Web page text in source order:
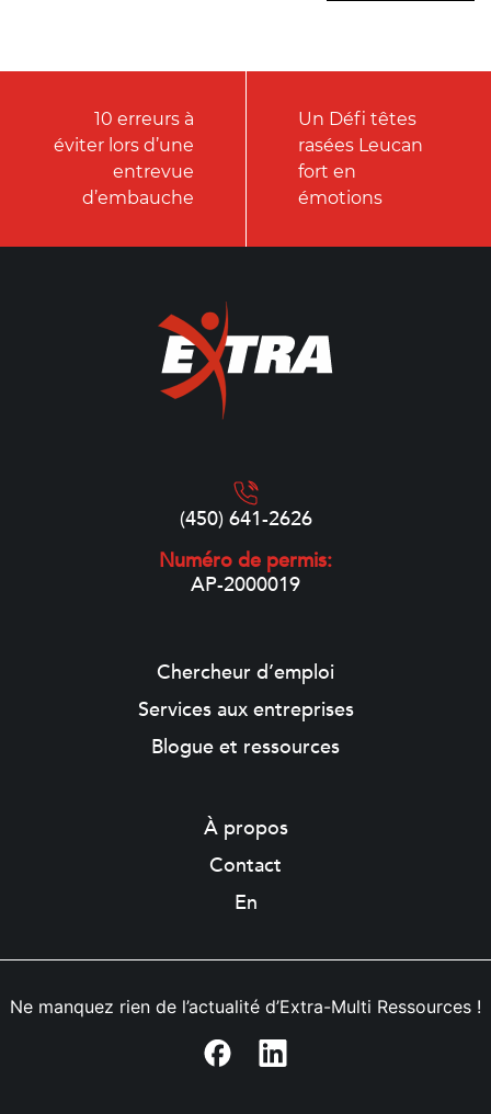
10 erreurs à
éviter lors d’une
entrevue
d’embauche
Un Défi têtes
rasées Leucan
fort en
émotions
(450) 641-2626
Numéro de permis:
AP-2000019
Chercheur d’emploi
Services aux entreprises
Blogue et ressources
À propos
Contact
En
Ne manquez rien de l’actualité d’Extra-Multi Ressources !